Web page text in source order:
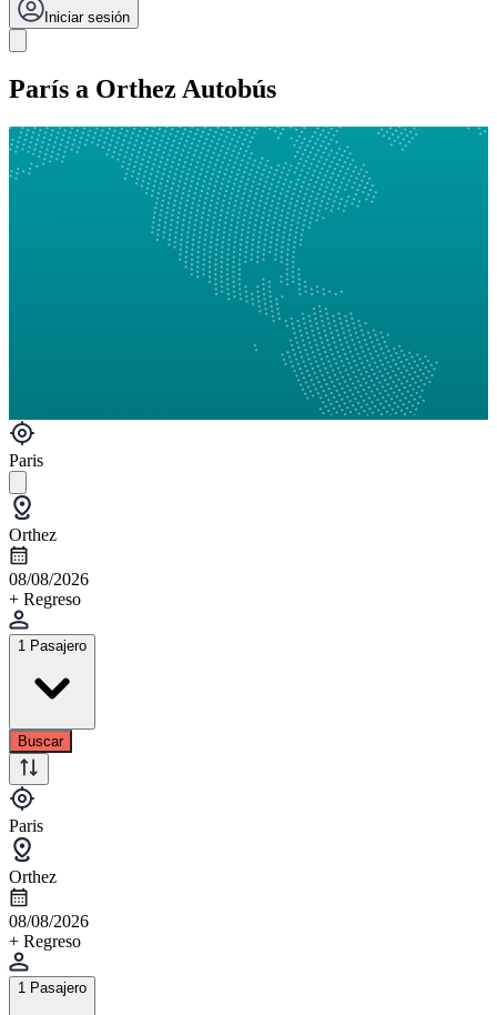
Iniciar sesión
París a Orthez Autobús
Paris
Orthez
08/08/2026
+ Regreso
1 Pasajero
Buscar
Paris
Orthez
08/08/2026
+ Regreso
1 Pasajero